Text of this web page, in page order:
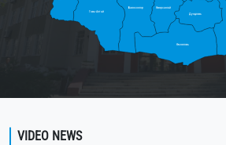
Говь-Алтай
Баянхонгор
Өмнөговь
Дундговь
Өвөрхангай
VIDEO NEWS